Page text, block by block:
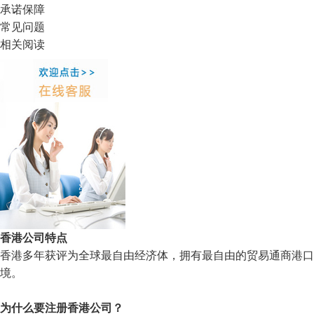
承诺保障
常见问题
相关阅读
香港公司特点
香港多年获评为全球最自由经济体，拥有最自由的贸易通商港
境。
为什么要注册香港公司？